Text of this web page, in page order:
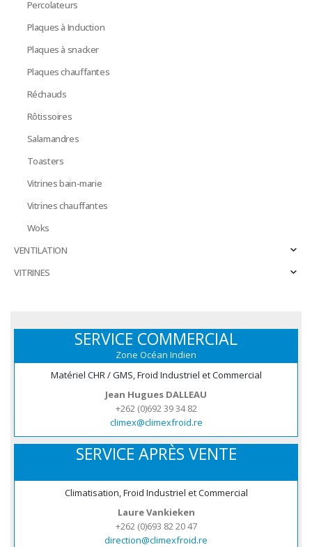
Percolateurs
Plaques à Induction
Plaques à snacker
Plaques chauffantes
Réchauds
Rôtissoires
Salamandres
Toasters
Vitrines bain-marie
Vitrines chauffantes
Woks
VENTILATION
VITRINES
SERVICE COMMERCIAL
Zone Océan Indien
Matériel CHR / GMS, Froid Industriel et Commercial
Jean Hugues DALLEAU
+262 (0)692 39 34 82
climex@climexfroid.re
SERVICE APRÈS VENTE
Climatisation, Froid Industriel et Commercial
Laure Vankieken
+262 (0)693 82 20 47
direction@climexfroid.re